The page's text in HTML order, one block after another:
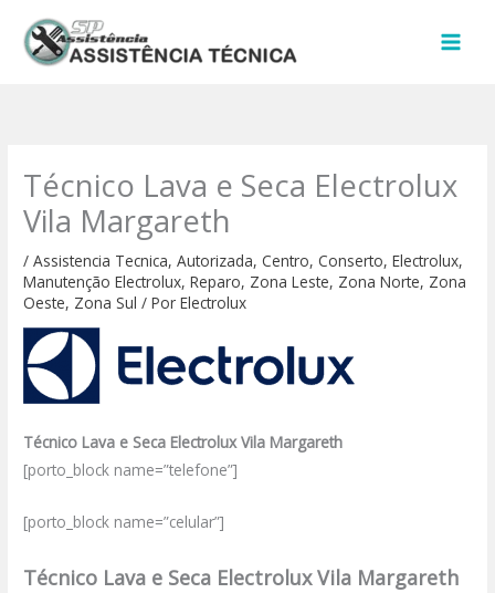
para
Técnico Lava e Seca Electrolux
Vila Margareth
/Assistencia Tecnica,Autorizada,Centro,Conserto,Electrolux,
Manutenção Electrolux,Reparo, Zona Leste, Zona Norte, Zona
Oeste, Zona Sul / PorElectrolux
Técnico Lava e Seca Electrolux Vila Margareth
[porto_block name=”telefone”]
[porto_block name=”celular”]
Técnico Lava e Seca Electrolux Vila Margareth